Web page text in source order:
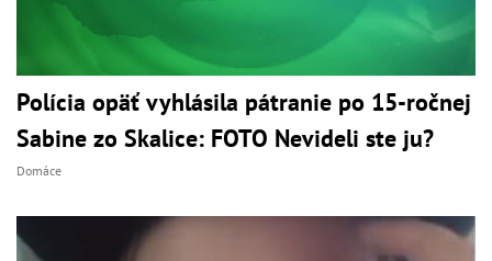
Polícia opäť vyhlásila pátranie po 15-ročnej
Sabine zo Skalice: FOTO Nevideli ste ju?
Domáce